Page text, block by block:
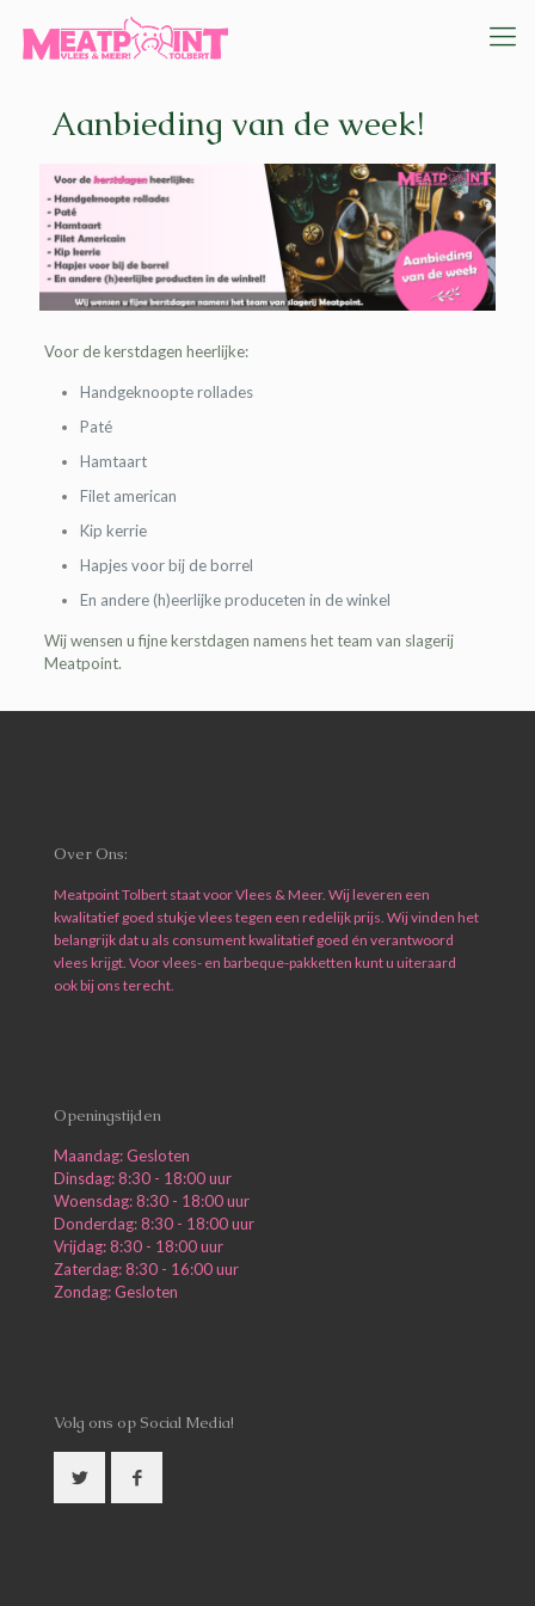
Aanbieding van de week!
Voor de kerstdagen heerlijke:
Handgeknoopte rollades
Paté
Hamtaart
Filet american
Kip kerrie
Hapjes voor bij de borrel
En andere (h)eerlijke produceten in de winkel
Wij wensen u fijne kerstdagen namens het team van slagerij
Meatpoint.
Over Ons:
Meatpoint Tolbert staat voor Vlees & Meer. Wij leveren een
kwalitatief goed stukje vlees tegen een redelijk prijs. Wij vinden het
belangrijk dat u als consument kwalitatief goed én verantwoord
vlees krijgt. Voor vlees- en barbeque-pakketten kunt u uiteraard
ook bij ons terecht.
Openingstijden
Maandag: Gesloten
Dinsdag: 8:30 - 18:00 uur
Woensdag: 8:30 - 18:00 uur
Donderdag: 8:30 - 18:00 uur
Vrijdag: 8:30 - 18:00 uur
Zaterdag: 8:30 - 16:00 uur
Zondag: Gesloten
Volg ons op Social Media!